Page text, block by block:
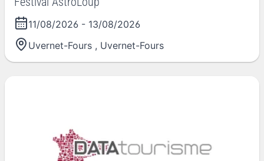
11/08/2026 - 13/08/2026
Uvernet-Fours , Uvernet-Fours